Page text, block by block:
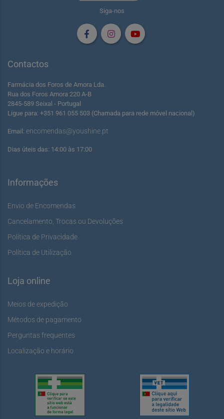
Siga-nos
Contactos
Farmácia dos Foros de Amora Lda.
Rua dos Foros Amora 220 A-B
2845-589 Seixal - Portugal
Ligue para: +351 961 055 503 (Chamada para rede móvel nacional)
Email: encomendas@youshine.pt
Dias úteis das: 14:00 às 17:00
Informações
Envio de Encomendas
Cancelamento, Trocas ou Devoluções
Política de Privacidade
Política de Utilização
Loja online
Meios de expedição
Métodos de pagamento
Perguntas frequentes
Localização e horário